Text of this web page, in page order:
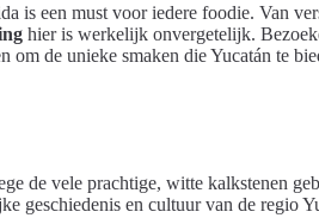
is een must voor iedere foodie. Van
hier is werkelijk onvergetelijk.
om de unieke smaken die Yucatán te
de vele prachtige, witte kalkstenen
geschiedenis en cultuur van de regio